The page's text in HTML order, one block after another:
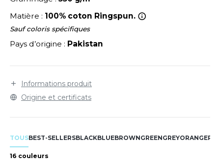
IN EUROPE
LABEL / TEAR AWAY
ROW
OF THE LOOM
Matière : 100% coton Ringspun.
Sauf coloris spécifiques
Pays d’origine : Pakistan
Informations produit
Origine et certificats
TOUSBEST-SELLERSBLACKBLUEBROWNGREENGREYORANGE
16 couleurs